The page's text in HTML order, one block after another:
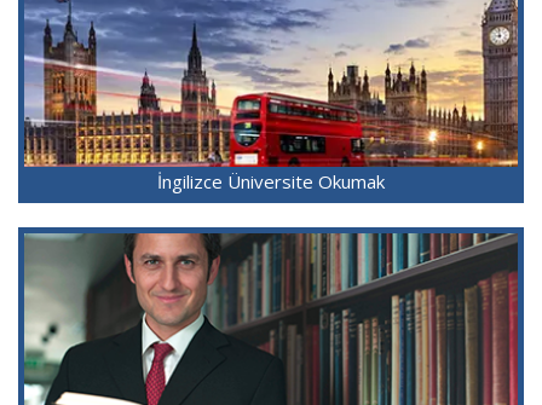
İngilizce Üniversite Okumak